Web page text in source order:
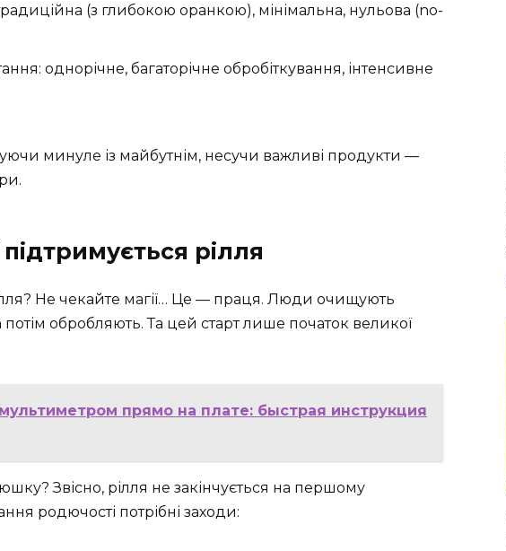
(з глибокою оранкою), мінімальна, нульова (no-
однорічне, багаторічне обробіткування, інтенсивне
минуле із майбутнім, несучи важливі продукти —
рілля
Не чекайте магії… Це — праця. Люди очищують
обробляють. Та цей старт лише початок великої
прямо на плате: быстрая инструкция
Звісно, рілля не закінчується на першому
родючості потрібні заходи: